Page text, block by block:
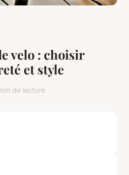
velo : choisir
et style
de lecture